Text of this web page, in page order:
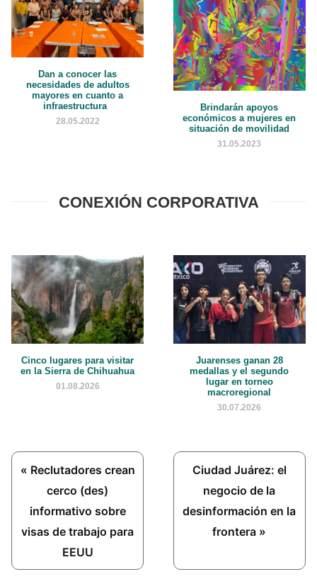
Dan a conocer las
necesidades de adultos
mayores en cuanto a
infraestructura
28.05.2022
Brindarán apoyos
económicos a mujeres en
situación de movilidad
31.05.2023
CONEXIÓN CORPORATIVA
Cinco lugares para visitar
en la Sierra de Chihuahua
01.08.2026
Juarenses ganan 28
medallas y el segundo
lugar en torneo
macroregional
30.07.2026
Previous
Post:
« Reclutadores crean
cerco (des)
informativo sobre
visas de trabajo para
EEUU
Next
Post:
Ciudad Juárez: el
negocio de la
desinformación en la
frontera »